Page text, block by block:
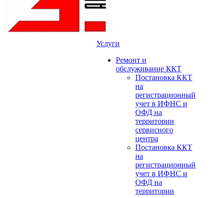
Услуги
Ремонт и
обслуживание ККТ
Постановка ККТ
на
регистрационный
учет в ИФНС и
ОФД на
территории
сервисного
центра
Постановка ККТ
на
регистрационный
учет в ИФНС и
ОФД на
территории